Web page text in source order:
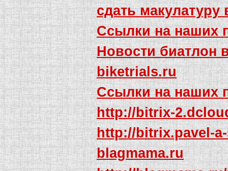
сдать макулатуру
Ссылки на наших
Новости биатлон
biketrials.ru
Ссылки на наших
http://bitrix-
http://bitrix.pavel-
blagmama.ru